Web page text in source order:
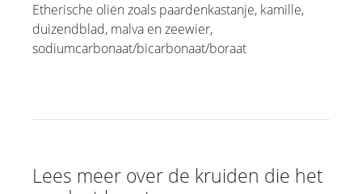
Etherische oliën zoals paardenkastanje, kamille,
duizendblad, malva en zeewier,
sodiumcarbonaat/bicarbonaat/boraat
Lees meer over de kruiden die het